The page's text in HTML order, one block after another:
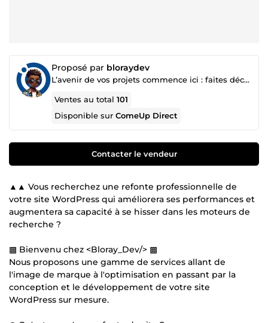
Proposé par bloraydev
L’avenir de vos projets commence ici : faites décoller votre business 🚀
Ventes au total101
Disponible surComeUp Direct
Contacter le vendeur
▲▲ Vous recherchez une refonte professionnelle de
votre site WordPress qui améliorera ses performances et
augmentera sa capacité à se hisser dans les moteurs de
recherche ?
▩ Bienvenu chez <Bloray_Dev/> ▩
Nous proposons une gamme de services allant de
l'image de marque à l'optimisation en passant par la
conception et le développement de votre site
WordPress sur mesure.